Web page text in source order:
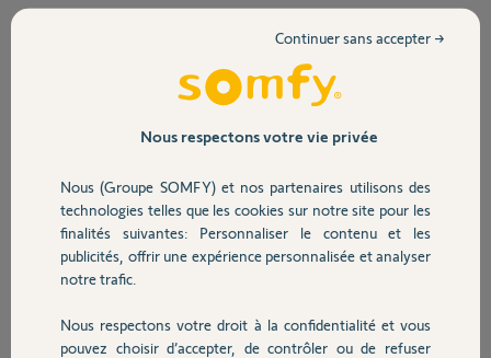
Sécurité
Domotique
Chauffage
comment programmer une ouverture de
portail pour qu'elle reste bloquée avec
pouvez vous m'envoyer la marche a suivre pour programmer ma
de mon portail pour qu'il reste ouvert lorsque je le veux .Merci
dans l'attente de vous lire
cordialement
JOAQUIM M.
Participer au fil de discussion
Nous respectons votre vie privée
Nous (Groupe SOMFY) et nos partenaires utilisons des
technologies telles que les cookies sur notre site pour les
finalités suivantes: Personnaliser le contenu et les
publicités, offrir une expérience personnalisée et analyser
notre trafic.
Nous respectons votre droit à la confidentialité et vous
pouvez choisir d’accepter, de contrôler ou de refuser
Continuer sans accepter →